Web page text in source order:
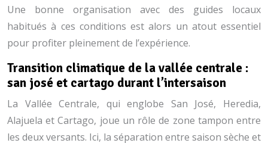
Une bonne organisation avec des guides locaux
habitués à ces conditions est alors un atout essentiel
pour profiter pleinement de l’expérience.
Transition climatique de la vallée centrale :
san josé et cartago durant l’intersaison
La Vallée Centrale, qui englobe San José, Heredia,
Alajuela et Cartago, joue un rôle de zone tampon entre
les deux versants. Ici, la séparation entre saison sèche et